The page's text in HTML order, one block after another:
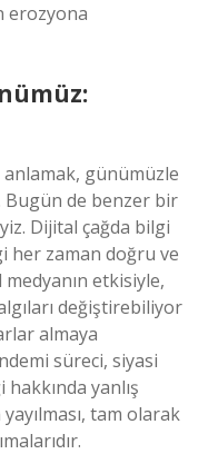
erozyona
anlamak, günümüzle
Bugün de benzer bir
Dijital çağda bilgi
her zaman doğru ve
etkisiyle,
değiştirebiliyor
almaya
süreci, siyasi
yanlış
tam olarak